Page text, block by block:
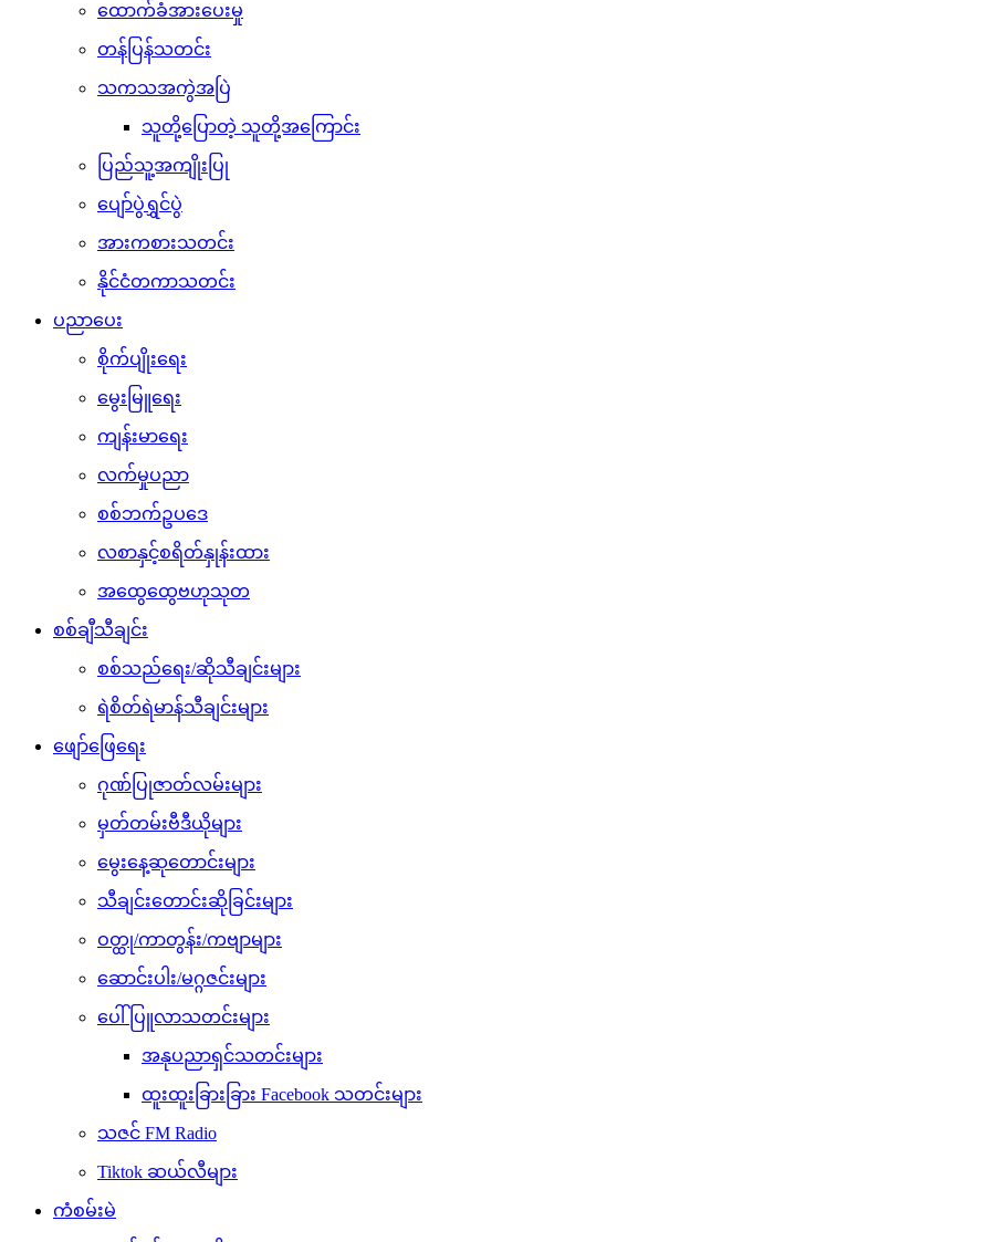
ထောက်ခံအားပေးမှု
တန်ပြန်သတင်း
သကသအကွဲအပြဲ
သူတို့ပြောတဲ့ သူတို့အကြောင်း
ပြည်သူ့အကျိုးပြု
ပျော်ပွဲရွှင်ပွဲ
အားကစားသတင်း
နိုင်ငံတကာသတင်း
ပညာပေး
စိုက်ပျိုးရေး
မွေးမြူရေး
ကျန်းမာရေး
လက်မှုပညာ
စစ်ဘက်ဥပဒေ
လစာနှင့်စရိတ်နှုန်းထား
အထွေထွေဗဟုသုတ
စစ်ချီသီချင်း
စစ်သည်ရေး/ဆိုသီချင်းများ
ရဲစိတ်ရဲမာန်သီချင်းများ
ဖျော်ဖြေရေး
ဂုဏ်ပြုဇာတ်လမ်းများ
မှတ်တမ်းဗီဒီယိုများ
မွေးနေ့ဆုတောင်းများ
သီချင်းတောင်းဆိုခြင်းများ
ဝတ္ထု/ကာတွန်း/ကဗျာများ
ဆောင်းပါး/မဂ္ဂဇင်းများ
ပေါ်ပြူလာသတင်းများ
အနုပညာရှင်သတင်းများ
ထူးထူးခြားခြား Facebook သတင်းများ
သဇင် FM Radio
Tiktok ဆယ်လီများ
ကံစမ်းမဲ